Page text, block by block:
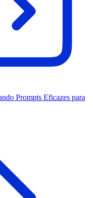
Prompts Eficazes para